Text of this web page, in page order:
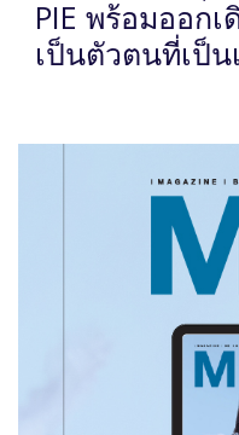
PIE พร้อมออก
เป็นตัวตนที่เป็